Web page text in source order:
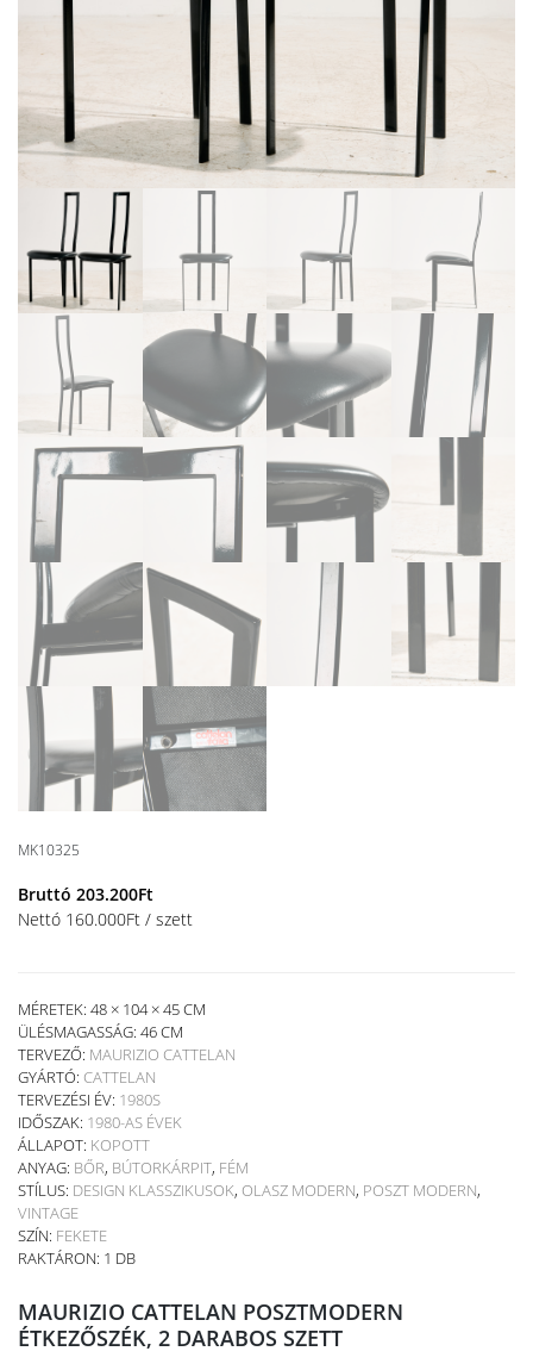
MK10325
Bruttó 203.200Ft
Nettó 160.000Ft / szett
MÉRETEK: 48 × 104 × 45 CM
ÜLÉSMAGASSÁG: 46 CM
TERVEZŐ: MAURIZIO CATTELAN
GYÁRTÓ: CATTELAN
TERVEZÉSI ÉV: 1980S
IDŐSZAK: 1980-AS ÉVEK
ÁLLAPOT: KOPOTT
ANYAG: BŐR, BÚTORKÁRPIT, FÉM
STÍLUS: DESIGN KLASSZIKUSOK, OLASZ MODERN, POSZT MODERN,
VINTAGE
SZÍN: FEKETE
RAKTÁRON: 1 DB
MAURIZIO CATTELAN POSZTMODERN
ÉTKEZŐSZÉK, 2 DARABOS SZETT